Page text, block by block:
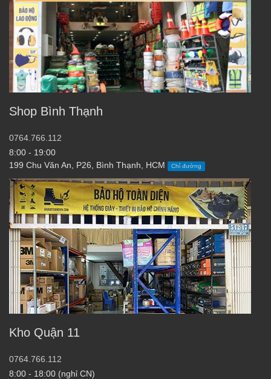
Shop Bình Thạnh
0764.766.112
8:00 - 19:00
199 Chu Văn An, P26, Bình Thạnh, HCM
Chỉ đường
Kho Quận 11
0764.766.112
8:00 - 18:00 (nghỉ CN)